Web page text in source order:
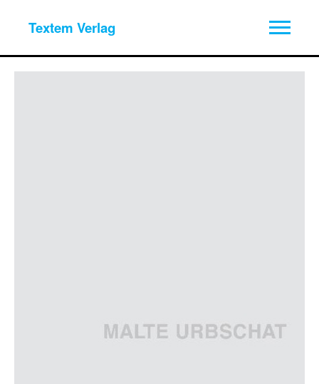
Textem Verlag